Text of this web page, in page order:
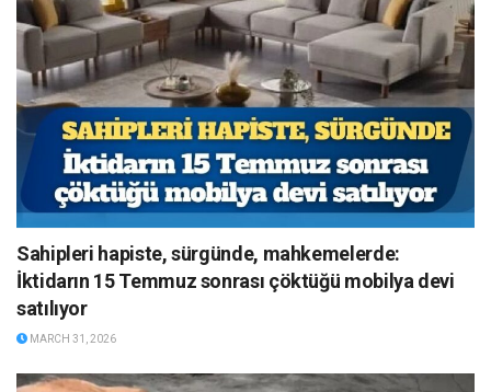
Sahipleri hapiste, sürgünde, mahkemelerde:
İktidarın 15 Temmuz sonrası çöktüğü mobilya devi
satılıyor
MARCH 31, 2026